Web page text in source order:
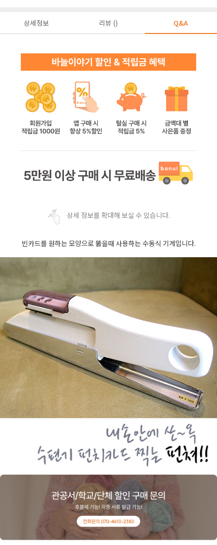
상세정보 리뷰 () Q&A
상세 정보를 확대해 보실 수 있습니다.
빈카드를 원하는 모양으로 뚫을때 사용하는 수동식 기계입니다.